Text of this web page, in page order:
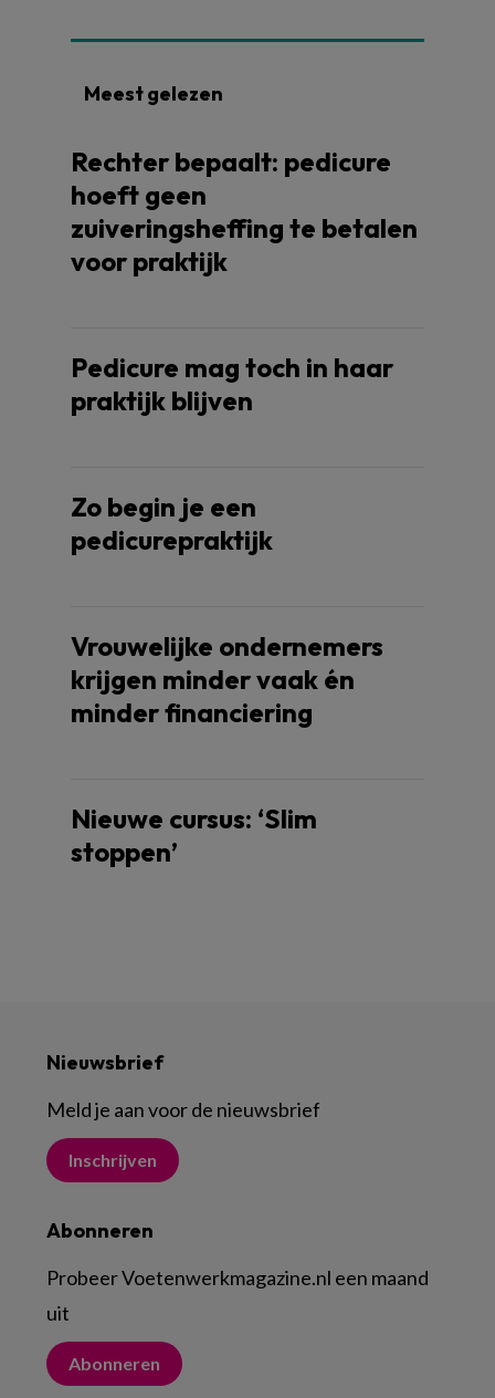
Meest gelezen
Rechter bepaalt: pedicure
hoeft geen
zuiveringsheffing te betalen
voor praktijk
Pedicure mag toch in haar
praktijk blijven
Zo begin je een
pedicurepraktijk
Vrouwelijke ondernemers
krijgen minder vaak én
minder financiering
Nieuwe cursus: ‘Slim
stoppen’
Nieuwsbrief
Meld je aan voor de nieuwsbrief
Inschrijven
Abonneren
Probeer Voetenwerkmagazine.nl een maand
uit
Abonneren